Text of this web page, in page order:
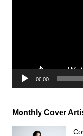
00:00
Monthly Cover